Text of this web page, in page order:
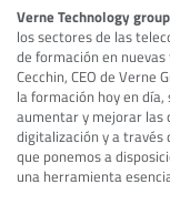
Verne Technology group
los sectores de las
de formación en
Cecchin, CEO de Verne
la formación hoy en
aumentar y mejorar las
digitalización y a través
que ponemos a
una herramienta